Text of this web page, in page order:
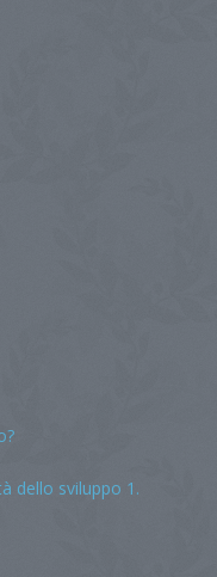
dello sviluppo 1.